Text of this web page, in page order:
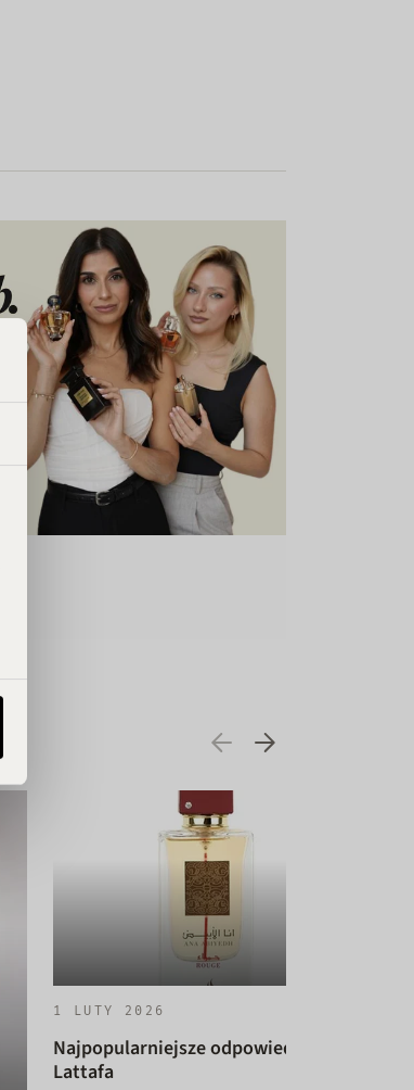
1 LUTY 2026
Najpopularniejsze odpowiedniki
Lattafa